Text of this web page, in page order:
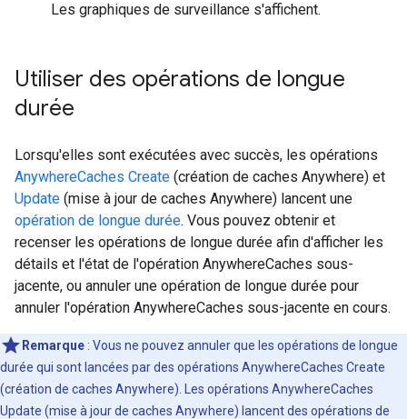
Les graphiques de surveillance s'affichent.
Utiliser des opérations de longue
durée
Lorsqu'elles sont exécutées avec succès, les opérations
AnywhereCaches Create (création de caches Anywhere) et
Update (mise à jour de caches Anywhere) lancent une
opération de longue durée. Vous pouvez obtenir et
recenser les opérations de longue durée afin d'afficher les
détails et l'état de l'opération AnywhereCaches sous-
jacente, ou annuler une opération de longue durée pour
annuler l'opération AnywhereCaches sous-jacente en cours.
Remarque : Vous ne pouvez annuler que les opérations de longue
durée qui sont lancées par des opérations AnywhereCaches Create
(création de caches Anywhere). Les opérations AnywhereCaches
Update (mise à jour de caches Anywhere) lancent des opérations de